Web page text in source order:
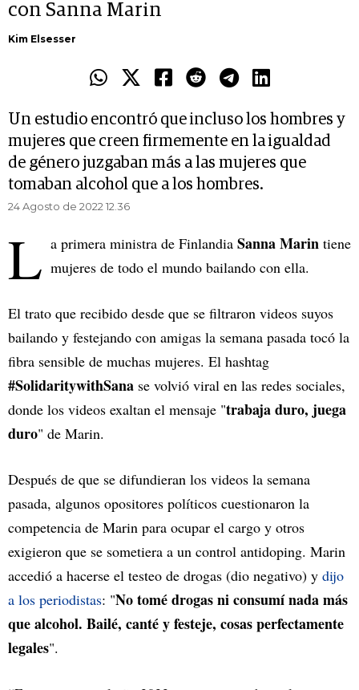
con Sanna Marin
Kim Elsesser
Un estudio encontró que incluso los hombres y
mujeres que creen firmemente en la igualdad
de género juzgaban más a las mujeres que
tomaban alcohol que a los hombres.
24 Agosto de 2022 12.36
L a primera ministra de Finlandia Sanna Marin tiene
mujeres de todo el mundo bailando con ella.
El trato que recibido desde que se filtraron videos suyos
bailando y festejando con amigas la semana pasada tocó la
fibra sensible de muchas mujeres. El hashtag
#SolidaritywithSana se volvió viral en las redes sociales,
donde los videos exaltan el mensaje "trabaja duro, juega
duro" de Marin.
Después de que se difundieran los videos la semana
pasada, algunos opositores políticos cuestionaron la
competencia de Marin para ocupar el cargo y otros
exigieron que se sometiera a un control antidoping. Marin
accedió a hacerse el testeo de drogas (dio negativo) y dijo
a los periodistas: "No tomé drogas ni consumí nada más
que alcohol. Bailé, canté y festeje, cosas perfectamente
legales".